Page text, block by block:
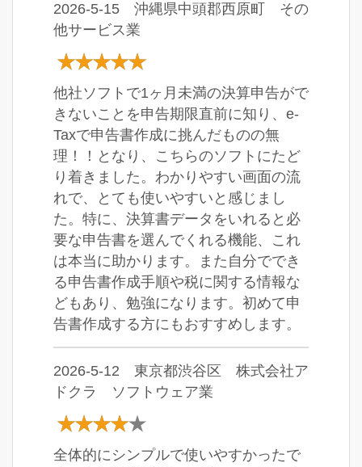
2026-5-15 沖縄県中頭郡西原町 その
他サービス業
他社ソフトで1ヶ月未満の決算申告がで
きないことを申告期限直前に知り、e-
Taxで申告書作成に挑んだものの無
理！！となり、こちらのソフトにたど
り着きました。わかりやすい画面の流
れで、とても使いやすいと感じまし
た。特に、決算書データをいれると必
要な申告書を選んでくれる機能、これ
は本当に助かります。また自分ででき
る申告書作成手順や税に関する情報な
どもあり、勉強になります。初めて申
告書作成する方にもおすすめします。
2026-5-12 東京都渋谷区 株式会社ア
ドクラ ソフトウェア業
全体的にシンプルで使いやすかったで